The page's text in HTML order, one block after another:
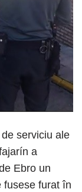
serviciu ale
a
Ebro un
fusese furat în